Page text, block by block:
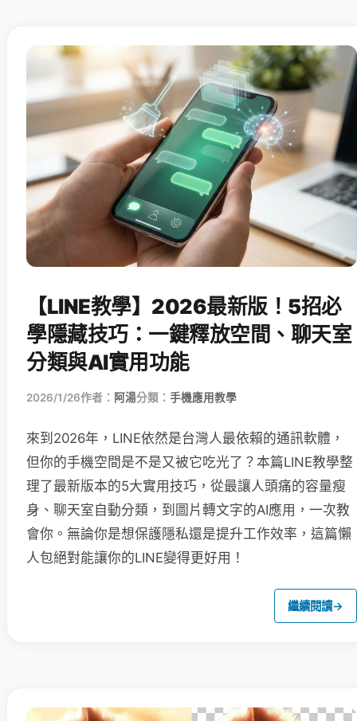
【LINE教學】2026最新版！5招必
學隱藏技巧：一鍵釋放空間、聊天室
分類與AI實用功能
2026/1/26作者： 阿湯分類： 手機應用教學
來到2026年，LINE依然是台灣人最依賴的通訊軟體，
但你的手機空間是不是又被它吃光了？本篇LINE教學整
理了最新版本的5大實用技巧，從最讓人頭痛的容量瘦
身、聊天室自動分類，到圖片轉文字的AI應用，一次教
會你。無論你是想保護隱私還是提升工作效率，這篇懶
人包絕對能讓你的LINE變得更好用！
繼續閱讀→